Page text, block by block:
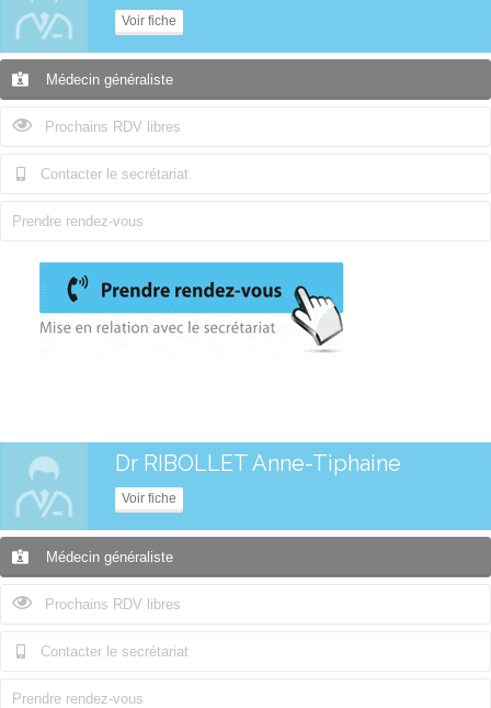
Voir fiche
Médecin généraliste
Prochains RDV libres
Contacter le secrétariat
Prendre rendez-vous
Dr RIBOLLET Anne-Tiphaine
Voir fiche
Médecin généraliste
Prochains RDV libres
Contacter le secrétariat
Prendre rendez-vous